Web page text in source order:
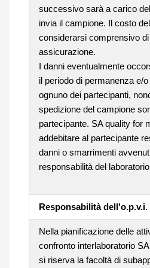
successivo sarà a carico
invia il campione. Il costo
considerarsi comprensivo
assicurazione.
I danni eventualmente
il periodo di permanenza e/
ognuno dei partecipanti,
spedizione del campione
partecipante. SA quality for
addebitare al partecipante
danni o smarrimenti
responsabilità del
Responsabilità dell'o.p.v.i.
Nella pianificazione delle
confronto interlaboratorio
si riserva la facoltà di